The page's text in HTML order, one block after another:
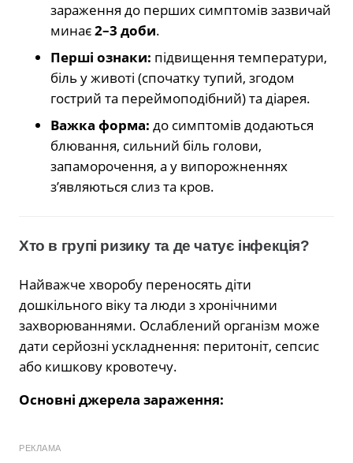
зараження до перших симптомів зазвичай
минає2–3 доби.
Перші ознаки: підвищення температури,
біль у животі (спочатку тупий, згодом
гострий та переймоподібний) та діарея.
Важка форма: до симптомів додаються
блювання, сильний біль голови,
запаморочення, а у випорожненнях
з’являються слиз та кров.
Хто в групі ризику та де чатує інфекція?
Найважче хворобу переносять діти
дошкільного віку та люди з хронічними
захворюваннями. Ослаблений організм може
дати серйозні ускладнення: перитоніт, сепсис
або кишкову кровотечу.
Основні джерела зараження:
РЕКЛАМА